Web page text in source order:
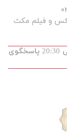
شنبه تا پنجشنبه از ساعت 9 الی 13 و 16:30 الی 20:30 پاسخگوی